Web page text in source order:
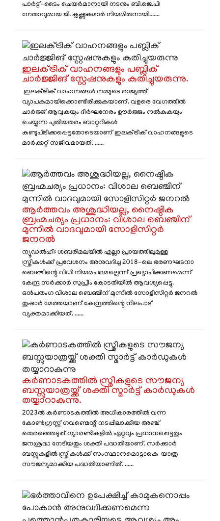
പാർട്ട്-ടൈം ചെയർമാനായി നടനും ബി.ജെ.പി
നേതാവുമായ ജി. കൃഷ്ണകുമാർ നിയമിതനായി.......
ഇലക്ട്രിക് വാഹനങ്ങളും പബ്ലിക്
ചാർജ്ജിങ് സ്റ്റേഷനുകളും കുതിച്ചുയരുന്നു.
ഇലക്ട്രിക് വാഹനങ്ങൾ നമ്മുടെ രാജ്യത്ത്
വ്യാപകമായിക്കൊണ്ടിരിക്കുകയാണ്. വളരെ വേഗത്തിൽ
ചാർജ്ജ് ആവുകയും ദീർഘനേരം ഊർജ്ജം നൽകുകയും
ചെയ്യുന്ന പുതിയതരം ബാറ്ററികൾ
കണ്ടുപിടിക്കപ്പെട്ടതോടെയാണ് ഇലക്ട്രിക് വാഹനങ്ങളുടെ
മാർക്കറ്റ് സജീവമായത്. ......
​ആർത്തവം അശുദ്ധിയല്ല, നൈഷ്ഠിക
ബ്രഹ്മചര്യം പ്രധാനം: വിശാല ബെഞ്ചിന്
മുന്നിൽ വാദവുമായി സോളിസിറ്റർ
ജനറൽ
ന്യൂഡൽഹി: ശബരിമലയിൽ എല്ലാ പ്രായത്തിലുമുള്ള
സ്ത്രീകൾക്ക് പ്രവേശനം അനുവദിച്ച 2018-ലെ ഭരണഘടനാ
ബെഞ്ചിന്റെ വിധി നിയമപരമല്ലെന്ന് പ്രഖ്യാപിക്കണമെന്ന്
കേന്ദ്ര സർക്കാർ സുപ്രീം കോടതിയിൽ ആവശ്യപ്പെട്ടു.
ഒൻപതംഗ വിശാല ബെഞ്ചിന് മുന്നിൽ സോളിസിറ്റർ ജനറൽ
തുഷാർ മേത്തയാണ് കേന്ദ്രത്തിന്റെ നിലപാട്
വ്യക്തമാക്കിയത്. ......
കർണാടകത്തിൽ സ്ത്രീകളുടെ സൗജന്യ
ബസ്സുയാത്രയ്ക്ക് ശക്തി സ്മാർട്ട് കാർഡുകൾ
തയ്യാറാകുന്നു.
2023ൽ കർണാടകത്തിൽ അധികാരത്തിൽ വന്ന
കോൺഗ്രസ്സ് ഗവണ്മെന്റ് നടപ്പിലാക്കിയ അഞ്ച്
തെരഞ്ഞെടുപ്പ് ഗ്യാരണ്ടികളിൽ ഏറ്റവും പ്രധാനപ്പെട്ടതും
ജനശ്രദ്ധ നേടിയതും ശക്തി പദ്ധതിയാണ്. സർക്കാർ
ബസ്സുകളിൽ സ്ത്രീകൾക്ക് സംസ്ഥാനമൊട്ടാകെ യാത്ര
സൗജന്യമാക്കിയ പദ്ധതിയാണിത്. ......